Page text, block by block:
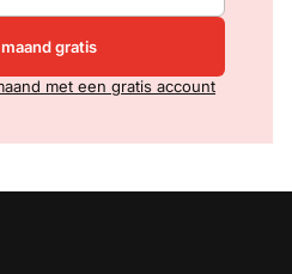
maand gratis
met een gratis account